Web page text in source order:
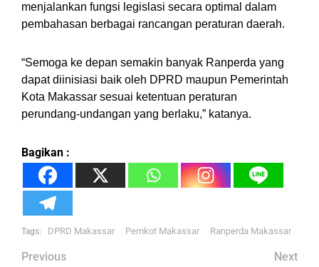
menjalankan fungsi legislasi secara optimal dalam
pembahasan berbagai rancangan peraturan daerah.
“Semoga ke depan semakin banyak Ranperda yang
dapat diinisiasi baik oleh DPRD maupun Pemerintah
Kota Makassar sesuai ketentuan peraturan
perundang-undangan yang berlaku,” katanya.
Bagikan :
Tags: DPRD Makassar Pemkot Makassar Ranperda Makassar
Post
Previous
Next